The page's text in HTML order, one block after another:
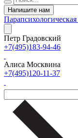
Напишите нам
Петр Градовский
+7(495)183-94-46
Алиса Москвина
+7(495)120-11-37